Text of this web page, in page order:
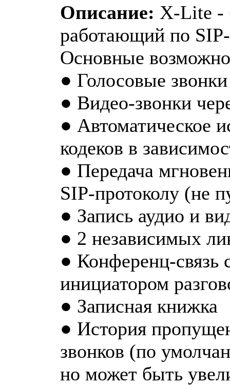
Описание: X-Lite -
работающий по SIP-
Основные
● Голосовые
● Видео-звонки
● Автоматическое
кодеков в
● Передача
SIP-протоколу (не
● Запись аудио и
● 2 независимых
● Конференц-связь
инициатором
● Записная книжка
● История
звонков (по
но может быть